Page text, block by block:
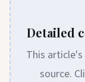
Detailed
This
source.